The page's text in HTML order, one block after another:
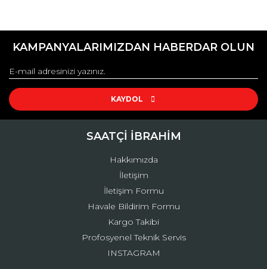
konularda yetersiz gördüğünüz noktaları öneri formunu
Görüş ve önerileriniz için teşekkür ederiz.
Ürün resmi kalitesiz, bozuk veya görüntülenemiyor.
Ürün açıklamasında eksik bilgiler bulunuyor.
Ürün fiyatı diğer sitelerden daha pahalı.
Gönder
KAMPANYALARIMIZDAN HABERDAR OLUN
KAYDOL
SAATÇİ İBRAHİM
Hakkımızda
İletişim
İletişim Formu
Havale Bildirim Formu
Kargo Takibi
Profosyenel Teknik Servis
INSTAGRAM